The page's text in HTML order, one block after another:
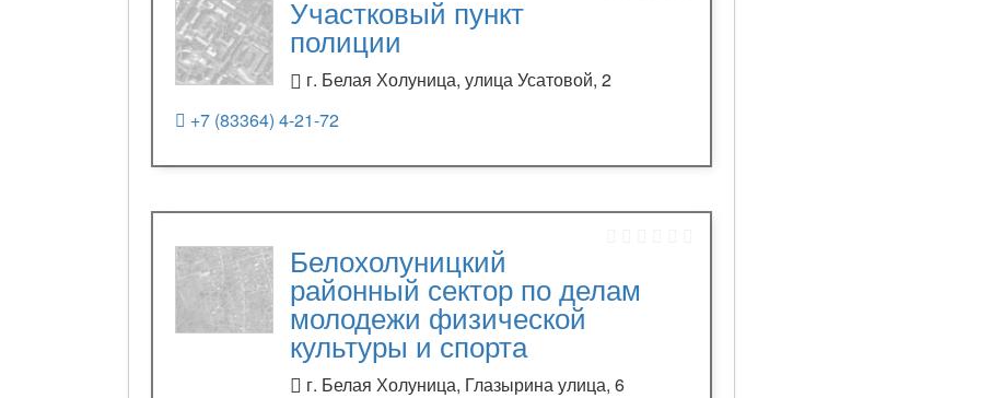
Участковый пункт
полиции
г. Белая Холуница, улица Усатовой, 2
+7 (83364) 4-21-72
Белохолуницкий
районный сектор по делам
молодежи физической
культуры и спорта
г. Белая Холуница, Глазырина улица, 6